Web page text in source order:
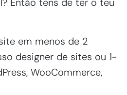
em menos de 2
designer de sites ou 1-
WooCommerce,